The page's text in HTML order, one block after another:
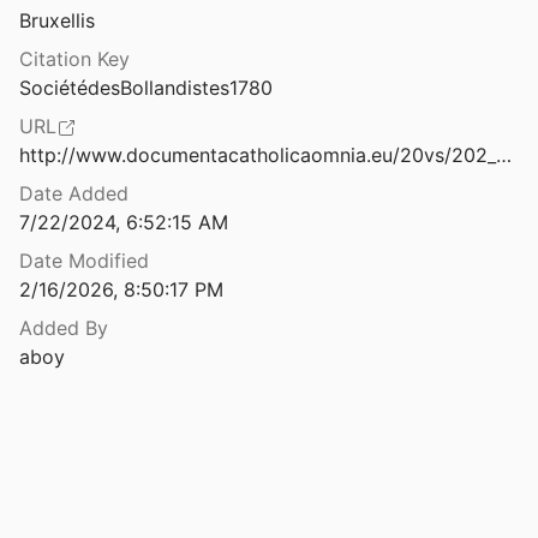
Unpublished
Octobris
1786
Octobris
Octobris
1861
Octobris
1794
Octobris
Bruxellis
Citation Key
SociétédesBollandistes1780
URL
http://www.documentacatholicaomnia.eu/20vs/202_Acta_Sanctorum/1643-1925,_Societe_des_Bollandistes,_Acta_Sanctorum_10_Octobris_Tomus_04_1780,_LT.pdf
Date Added
7/22/2024, 6:52:15 AM
Date Modified
2/16/2026, 8:50:17 PM
Added By
aboy